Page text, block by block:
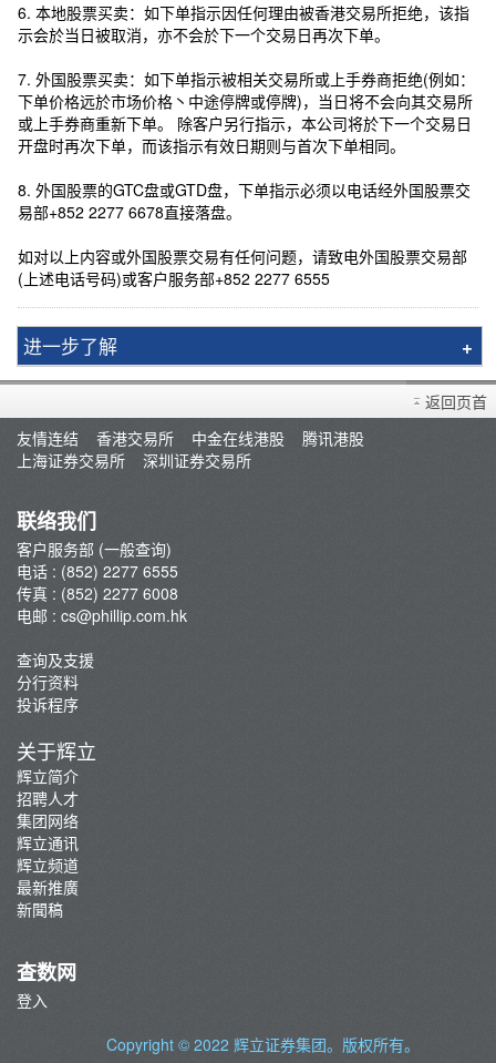
6. 本地股票买卖：如下单指示因任何理由被香港交易所拒绝，该指
示会於当日被取消，亦不会於下一个交易日再次下单。
7. 外国股票买卖：如下单指示被相关交易所或上手券商拒绝(例如：
下单价格远於市场价格丶中途停牌或停牌)，当日将不会向其交易所
或上手券商重新下单。 除客户另行指示，本公司将於下一个交易日
开盘时再次下单，而该指示有效日期则与首次下单相同。
8. 外国股票的GTC盘或GTD盘，下单指示必须以电话经外国股票交
易部+852 2277 6678直接落盘。
如对以上内容或外国股票交易有任何问题，请致电外国股票交易部
(上述电话号码)或客户服务部+852 2277 6555
进一步了解
有关征收意大利金融交易税
返回页首
友情连结
香港交易所 中金在线港股
腾讯港股
上海证券交易所
深圳证券交易所
联络我们
客户服务部 (一般查询)
电话 : (852) 2277 6555
传真 : (852) 2277 6008
电邮 : cs@phillip.com.hk
查询及支援
分行资料
投诉程序
关于辉立
辉立简介
招聘人才
集团网络
辉立通讯
辉立频道
最新推廣
新聞稿
查数网
登入
Copyright © 2022 辉立证券集团。版权所有。